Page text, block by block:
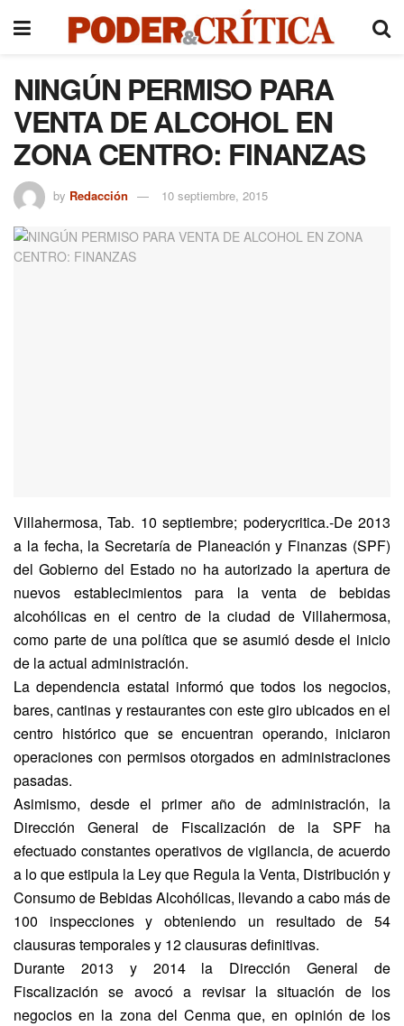
NINGÚN PERMISO PARA
VENTA DE ALCOHOL EN
ZONA CENTRO: FINANZAS
by Redacción 10 septiembre, 2015
Villahermosa, Tab. 10 septiembre; poderycritica.-De 2013
a la fecha, la Secretaría de Planeación y Finanzas (SPF)
del Gobierno del Estado no ha autorizado la apertura de
nuevos establecimientos para la venta de bebidas
alcohólicas en el centro de la ciudad de Villahermosa,
como parte de una política que se asumió desde el inicio
de la actual administración.
La dependencia estatal informó que todos los negocios,
bares, cantinas y restaurantes con este giro ubicados en el
centro histórico que se encuentran operando, iniciaron
operaciones con permisos otorgados en administraciones
pasadas.
Asimismo, desde el primer año de administración, la
Dirección General de Fiscalización de la SPF ha
efectuado constantes operativos de vigilancia, de acuerdo
a lo que estipula la Ley que Regula la Venta, Distribución y
Consumo de Bebidas Alcohólicas, llevando a cabo más de
100 inspecciones y obteniendo un resultado de 54
clausuras temporales y 12 clausuras definitivas.
Durante 2013 y 2014 la Dirección General de
Fiscalización se avocó a revisar la situación de los
negocios en la zona del Cenma que, en opinión de los